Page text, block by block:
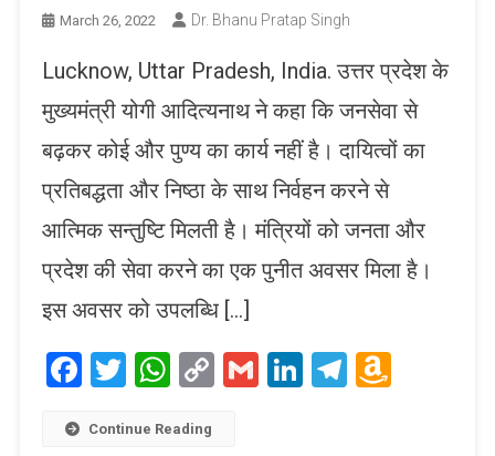
March 26, 2022 Dr. Bhanu Pratap Singh
Lucknow, Uttar Pradesh, India. उत्तर प्रदेश के
मुख्यमंत्री योगी आदित्यनाथ ने कहा कि जनसेवा से
बढ़कर कोई और पुण्य का कार्य नहीं है। दायित्वों का
प्रतिबद्धता और निष्ठा के साथ निर्वहन करने से
आत्मिक सन्तुष्टि मिलती है। मंत्रियों को जनता और
प्रदेश की सेवा करने का एक पुनीत अवसर मिला है।
इस अवसर को उपलब्धि […]
Facebook
Twitter
WhatsApp
CopyGmailLinkedIn
Telegram
Continue Reading